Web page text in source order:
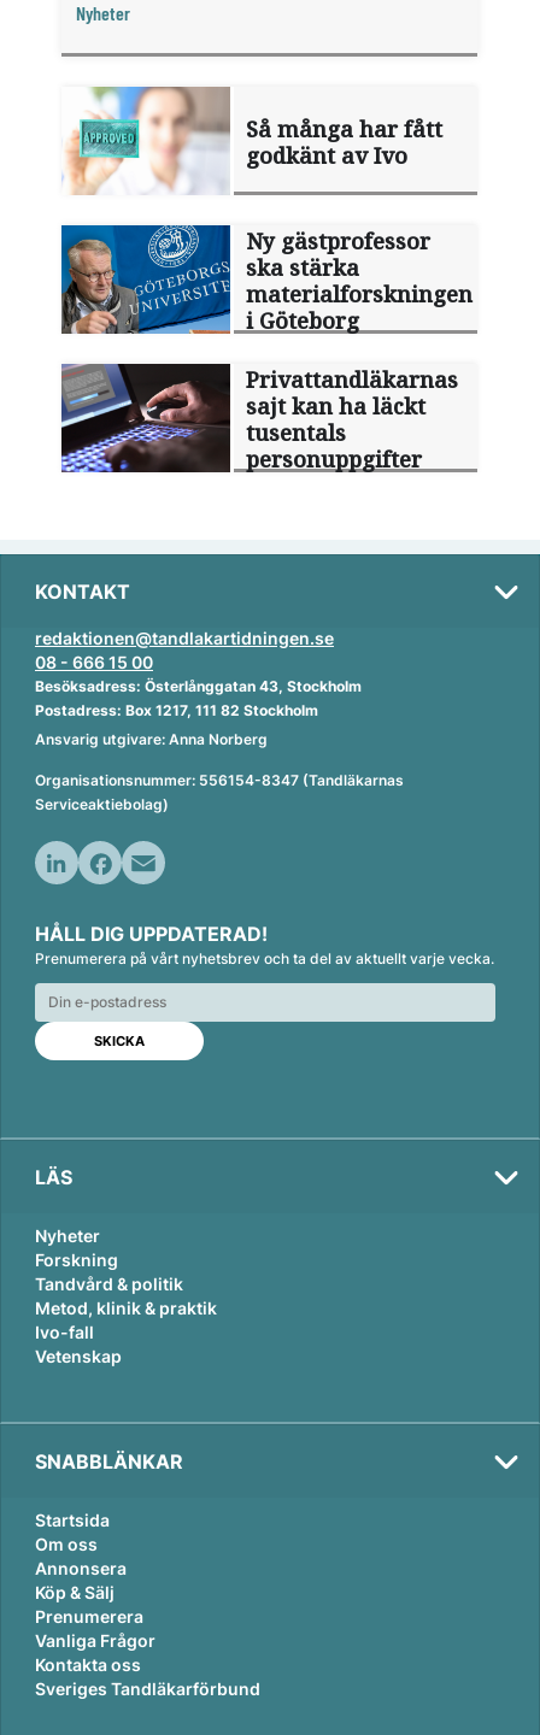
fråga".
Nyheter
Så många har fått
godkänt av Ivo
Ny gästprofessor
ska stärka
materialforskningen
i Göteborg
Privattandläkarnas
sajt kan ha läckt
tusentals
personuppgifter
KONTAKT
redaktionen@tandlakartidningen.se
08 - 666 15 00
Besöksadress: Österlånggatan 43, Stockholm
Postadress: Box 1217, 111 82 Stockholm
Ansvarig utgivare: Anna Norberg
Organisationsnummer: 556154-8347 (Tandläkarnas
Serviceaktiebolag)
n
k
e
d
n
c
e
b
o
o
k
a
i
l
HÅLL DIG UPPDATERAD!
Prenumerera på vårt nyhetsbrev och ta del av aktuellt varje vecka.
LÄS
Nyheter
Forskning
Tandvård & politik
Metod, klinik & praktik
Ivo-fall
Vetenskap
SNABBLÄNKAR
Startsida
Om oss
Annonsera
Köp & Sälj
Prenumerera
Vanliga Frågor
Kontakta oss
Sveriges Tandläkarförbund